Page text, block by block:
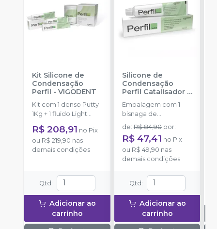
Kit Silicone de
Condensação
Perfil -VIGODENT
Kit com 1 denso Putty
1Kg + 1 fluido Light
Body 120g + 1
catalisador 60ml.
R$ 208,91 no Pix
ou R$ 219,90 nas
demais condições
Qtd :
Adicionar ao
carrinho
Silicone de
Condensação
Perfil Catalisador-
VIGODENT
Embalagem com 1
bisnaga de
catalisador com 50g.
de: R$ 84,90 por:
R$ 47,41 no Pix
ou R$ 49,90 nas
demais condições
Qtd :
Adicionar ao
carrinho